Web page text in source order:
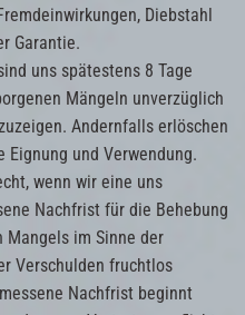
Diebstahl
Garantie.
uns spätestens 8 Tage
Mängeln unverzüglich
Andernfalls erlöschen
und Verwendung.
wenn wir eine uns
Nachfrist für die Behebung
Mangels im Sinne der
Verschulden fruchtlos
Nachfrist beginnt